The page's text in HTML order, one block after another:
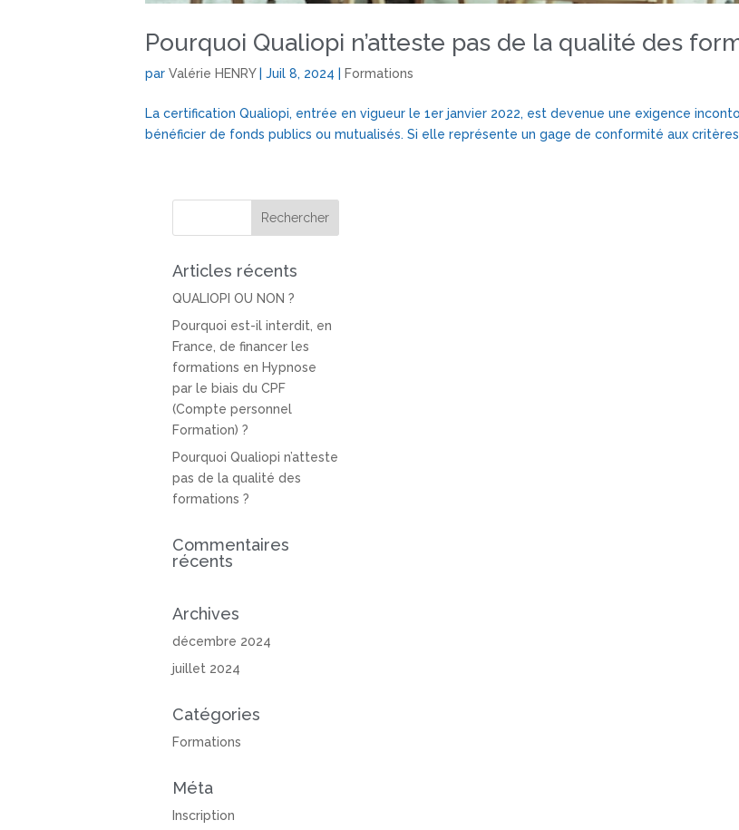
Pourquoi Qualiopi n’atteste pas de la qualité des
par Valérie HENRY| Juil 8, 2024 Formations
La certification Qualiopi, entrée en vigueur le 1er janvier 2022, est devenue une exigence
bénéficier de fonds publics ou mutualisés. Si elle représente un gage de conformité aux critères
Articles récents
QUALIOPI OU NON ?
Pourquoi est-il interdit, en
France, de financer les
formations en Hypnose
par le biais du CPF
(Compte personnel
Formation) ?
Pourquoi Qualiopi n’atteste
pas de la qualité des
formations ?
Commentaires
récents
Archives
décembre 2024
juillet 2024
Catégories
Formations
Méta
Inscription